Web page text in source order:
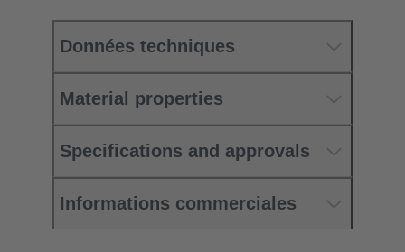
Données techniques
Material properties
Specifications and approvals
Informations commerciales